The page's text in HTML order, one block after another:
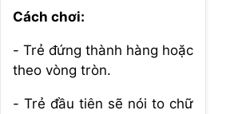
Cách chơi:
- Trẻ đứng thành hàng hoặc
theo vòng tròn.
- Trẻ đầu tiên sẽ nói to chữ